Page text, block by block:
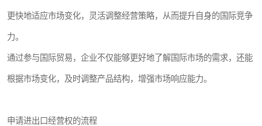
更快地适应市场变化，灵活调整经营策略，从而提升自身的国际竞争
力。
通过参与国际贸易，企业不仅能够更好地了解国际市场的需求，还能
根据市场变化，及时调整产品结构，增强市场响应能力。
申请进出口经营权的流程